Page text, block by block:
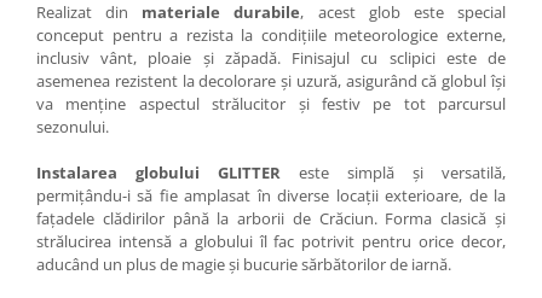
Realizat din materiale durabile, acest glob este special
conceput pentru a rezista la condițiile meteorologice externe,
inclusiv vânt, ploaie și zăpadă. Finisajul cu sclipici este de
asemenea rezistent la decolorare și uzură, asigurând că globul își
va menține aspectul strălucitor și festiv pe tot parcursul
sezonului.
Instalarea globului GLITTER este simplă și versatilă,
permițându-i să fie amplasat în diverse locații exterioare, de la
fațadele clădirilor până la arborii de Crăciun. Forma clasică și
strălucirea intensă a globului îl fac potrivit pentru orice decor,
aducând un plus de magie și bucurie sărbătorilor de iarnă.